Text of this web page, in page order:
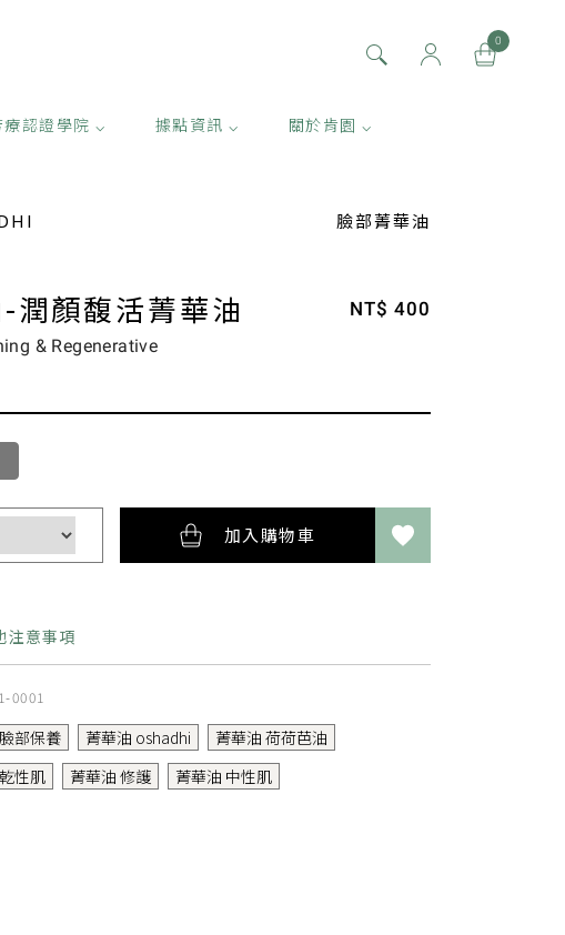
0
認證學院 ⌵ 據點資訊 ⌵ 關於肯園 ⌵
臉部菁華油
潤顏馥活菁華油 NT$ 400
& Regenerative
加入購物車
注意事項
用，避開眼唇及傷口。含天然樟腦及薄荷醇，蠶豆症患者、孕
醫，並置於兒童不及處。
0001
部保養 菁華油 oshadhi
菁華油 荷荷芭油
性肌
菁華油 修護 菁華油 中性肌